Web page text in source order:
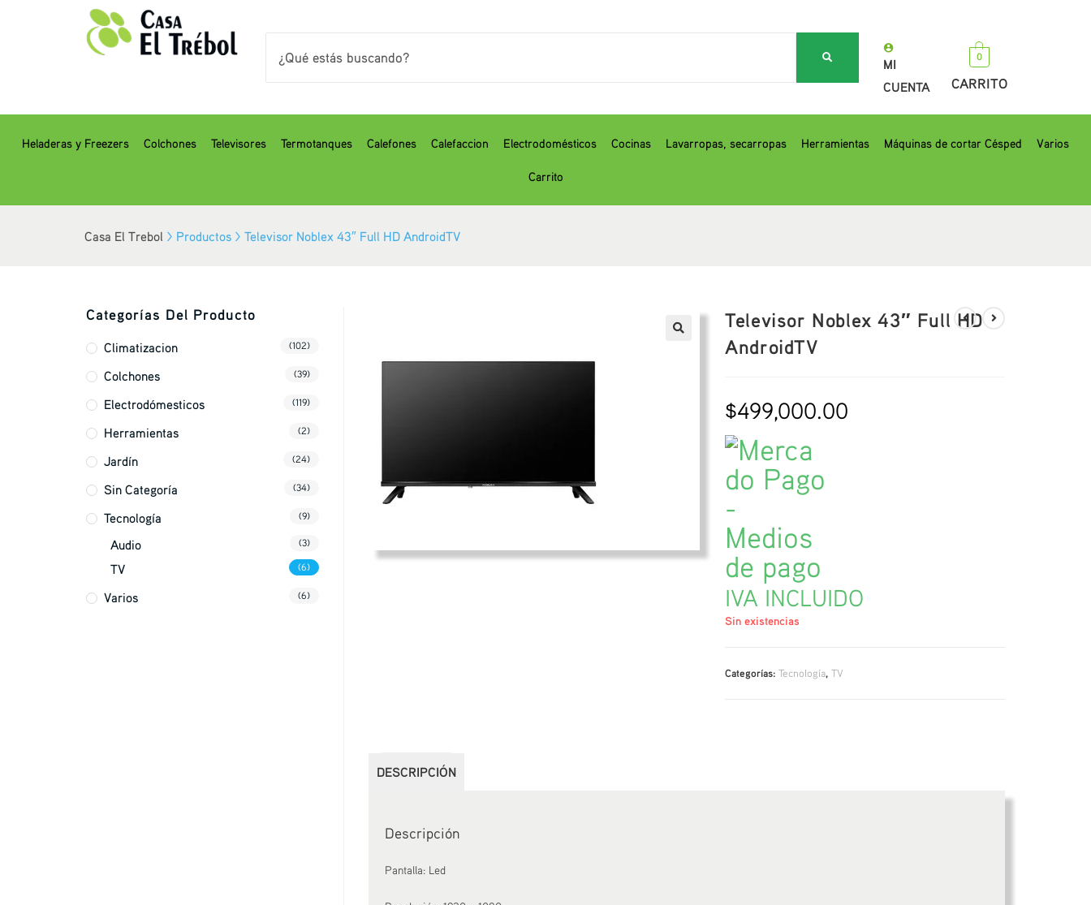
MI
CUENTA
0
CARRITO
Heladeras y Freezers Colchones Televisores Termotanques Calefones Calefaccion Electrodomésticos Cocinas ⁠Lavarropas, secarropas Herramientas Máquinas de cortar Césped Varios
Carrito
Casa El Trebol > Productos >Televisor Noblex 43″ Full HD AndroidTV
Televisor Noblex 43″ Full HD
AndroidTV
$499,000.00
IVA INCLUIDO
Sin existencias
Categorías:Tecnología,TV
DESCRIPCIÓN
Descripción
Pantalla: Led
Categorías Del Producto
Climatizacion (102)
Colchones (39)
Electrodómesticos (119)
Herramientas (2)
Jardín (24)
Sin Categoría (34)
Tecnología (9)
Audio (3)
TV (6)
Varios (6)